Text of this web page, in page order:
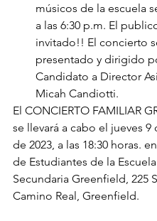
músicos de la escuela
a las 6:30 p.m. El
invitado!! El concierto
presentado y dirigido
Candidato a Director
Micah Candiotti.
El CONCIERTO FAMILIAR
se llevará a cabo el jueves 9
de 2023, a las 18:30 horas.
de Estudiantes de la Escuela
Secundaria Greenfield, 225
Camino Real, Greenfield.